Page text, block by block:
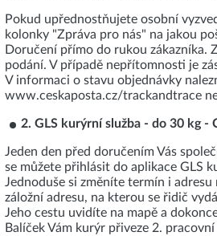
Pokud upřednostňujete osobní
kolonky "Zpráva pro nás" na jakou
Doručení přímo do rukou zákazníka.
podání. V případě nepřítomnosti je
V informaci o stavu objednávky
www.ceskaposta.cz/trackandtrace
2. GLS kurýrní služba - do 30 kg -
Jeden den před doručením Vás
se můžete přihlásit do aplikace GLS
Jednoduše si změníte termín i
záložní adresu, na kterou se řidič
Jeho cestu uvidíte na mapě a
Balíček Vám kurýr přiveze 2.